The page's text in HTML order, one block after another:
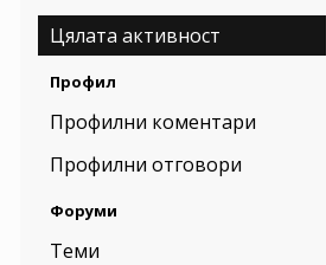
Цялата активност
Профил
Профилни коментари
Профилни отговори
Форуми
Теми